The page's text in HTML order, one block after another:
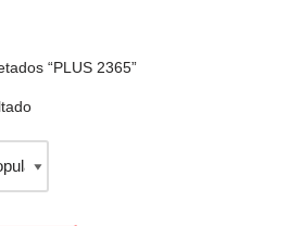
“PLUS 2365”